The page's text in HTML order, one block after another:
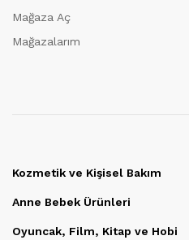
Mağaza Aç
Mağazalarım
Kozmetik ve Kişisel Bakım
Anne Bebek Ürünleri
Oyuncak, Film, Kitap ve Hobi